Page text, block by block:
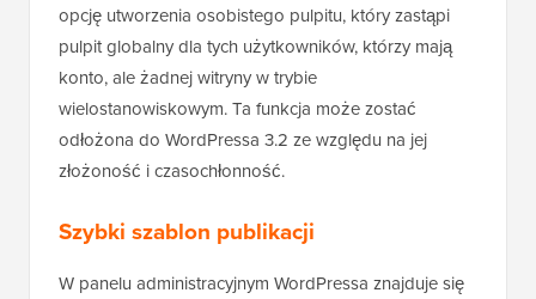
opcję utworzenia osobistego pulpitu, który zastąpi
pulpit globalny dla tych użytkowników, którzy mają
konto, ale żadnej witryny w trybie
wielostanowiskowym. Ta funkcja może zostać
odłożona do WordPressa 3.2 ze względu na jej
złożoność i czasochłonność.
Szybki szablon publikacji
W panelu administracyjnym WordPressa znajduje się